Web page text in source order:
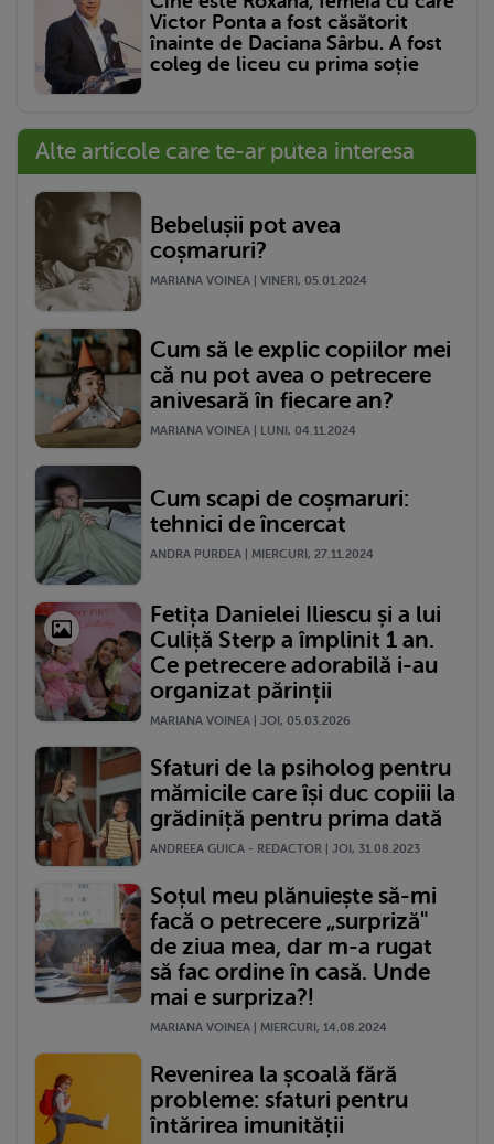
Victor Ponta a fost căsătorit
înainte de Daciana Sârbu. A fost
coleg de liceu cu prima soție
Alte articole care te-ar putea interesa
Bebelușii pot avea
coșmaruri?
MARIANA VOINEA | VINERI, 05.01.2024
Cum să le explic copiilor mei
că nu pot avea o petrecere
anivesară în fiecare an?
MARIANA VOINEA | LUNI, 04.11.2024
Cum scapi de coșmaruri:
tehnici de încercat
ANDRA PURDEA | MIERCURI, 27.11.2024
Fetița Danielei Iliescu și a lui
Culiță Sterp a împlinit 1 an.
Ce petrecere adorabilă i-au
organizat părinții
MARIANA VOINEA | JOI, 05.03.2026
Sfaturi de la psiholog pentru
mămicile care își duc copiii la
grădiniță pentru prima dată
ANDREEA GUICA - REDACTOR | JOI, 31.08.2023
Soțul meu plănuiește să-mi
facă o petrecere „surpriză"
de ziua mea, dar m-a rugat
să fac ordine în casă. Unde
mai e surpriza?!
MARIANA VOINEA | MIERCURI, 14.08.2024
Revenirea la școală fără
probleme: sfaturi pentru
întărirea imunității